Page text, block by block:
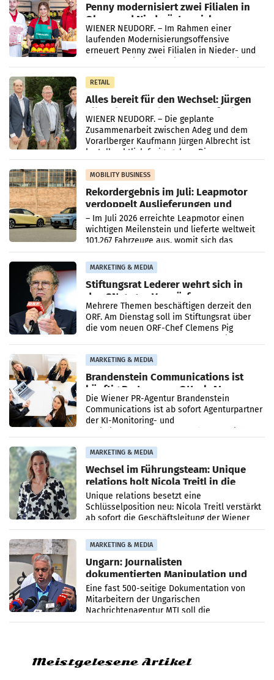
Penny modernisiert zwei Filialen in
Ober- und Niederösterreich
WIENER NEUDORF. – Im Rahmen einer
laufenden Modernisierungsoffensive
erneuert Penny zwei Filialen in Nieder- und
RETAIL
Alles bereit für den Wechsel: Jürgen
Albrecht setzt ab 1.1.2027 auf Adeg
WIENER NEUDORF. – Die geplante
Zusammenarbeit zwischen Adeg und dem
Vorarlberger Kaufmann Jürgen Albrecht ist
kartellrechtlich freigegeben: Die
Bundeswettbewerbsbehörde und der
Bundeskartellanwalt
MOBILITY BUSINESS
Rekordergebnis im Juli: Leapmotor
verdoppelt Auslieferungen und
überschreitet die 100.000er-Marke
– Im Juli 2026 erreichte Leapmotor einen
wichtigen Meilenstein und lieferte weltweit
101.267 Fahrzeuge aus, womit sich das
Ergebnis gegenüber Juli 2025 mehr als
verdoppelte (+102
MARKETING & MEDIA
Stiftungsrat Lederer wehrt sich in
den SN gegen Vorwürfe
Mehrere Themen beschäftigen derzeit den
ORF. Am Dienstag soll im Stiftungsrat über
die vom neuen ORF-Chef Clemens Pig
MARKETING & MEDIA
Brandenstein Communications ist
künftig Partner von OtterlyAI
Die Wiener PR-Agentur Brandenstein
Communications ist ab sofort Agenturpartner
der KI-Monitoring- und
MARKETING & MEDIA
Wechsel im Führungsteam: Unique
relations holt Nicola Treitl in die
Geschäftsleitung
Unique relations besetzt eine
Schlüsselposition neu: Nicola Treitl verstärkt
ab sofort die Geschäftsleitung der Wiener
PR-Agentur an der Seite von Josef Kalina und
Anna Kalina-Mahr.
MARKETING & MEDIA
Ungarn: Journalisten
dokumentierten Manipulation und
Zensur
Eine fast 500-seitige Dokumentation von
Mitarbeitern der Ungarischen
Nachrichtenagentur MTI soll die
systematische Nachrichten-Manipulation und
Meistgelesene Artikel